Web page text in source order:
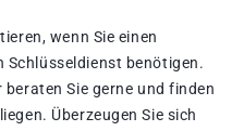
wenn Sie einen
Schlüsseldienst benötigen.
Sie gerne und finden
Überzeugen Sie sich